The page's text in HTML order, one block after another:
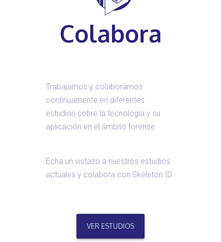
Colabora
Trabajamos y colaboramos
continuamente en diferentes
estudios sobre la tecnología y su
aplicación en el ámbito forense.
Echa un vistazo a nuestros estudios
actuales y colabora con Skeleton·ID.
VER ESTUDIOS